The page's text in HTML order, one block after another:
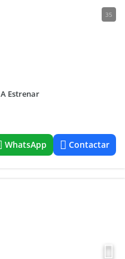
35
A Estrenar
WhatsApp Contactar